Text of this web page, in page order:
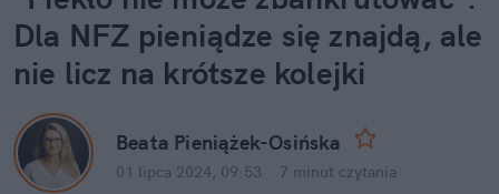
Dla NFZ pieniądze się znajdą, ale
nie licz na krótsze kolejki
Beata Pieniążek-Osińska
01 lipca 2024, 09:53 7 minut czytania